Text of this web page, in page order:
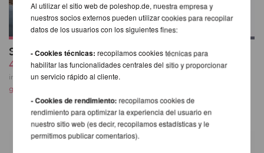
Sistema PoleAway©
432,61 EUR
incl. 20 % I.V.A. exkl.
gastos de envio
Adaptador Superior
Extendido - X-Pole
gastos de envio
Al utilizar el sitio web de poleshop.de, nuestra empresa y
nuestros socios externos pueden utilizar cookies para recopilar
datos de los usuarios con los siguientes fines:
- Cookies técnicas:recopilamos cookies técnicas para
habilitar las funcionalidades centrales del sitio y proporcionar
un servicio rápido al cliente.
- Cookies de rendimiento: recopilamos cookies de
rendimiento para optimizar la experiencia del usuario en
nuestro sitio web (es decir, recopilamos estadísticas y le
permitimos publicar comentarios).